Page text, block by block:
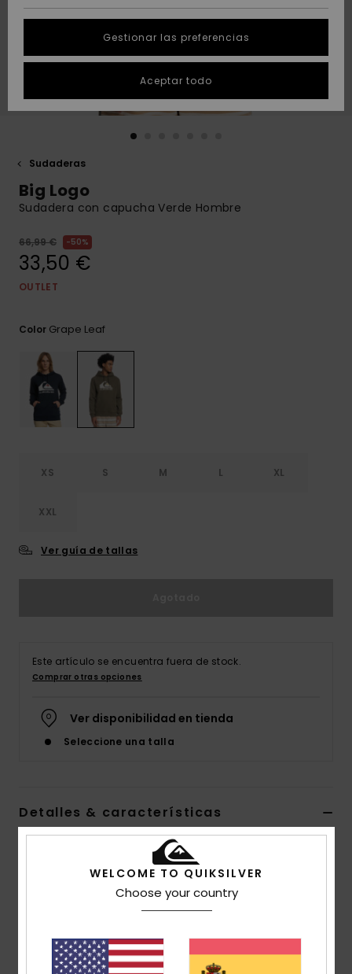
Destacados
Destacados
Inicia una
conversación
la respuesta
más rápida a
SOSTENIBILIDAD
Sudaderas
Big Logo
Sudadera con capucha Verde Hombre
66,99 € 50%
33,50 €
OUTLET
Color Grape Leaf
XS S M L XL
XXL
Ver guía de tallas
Este artículo se encuentra fuera de stock.
Comprar otras opciones
Ver disponibilidad en tienda
Seleccione una talla
Detalles & características
Sudadera con capucha Verde Hombre
EQYFT04450 Código de colorcre0
Tejido:Tejido de mezcla de algodón y poliéster [280
g / m2]
WELCOME TO QUIKSILVER
Choose your country
Gestionar las preferencias
Aceptar todo